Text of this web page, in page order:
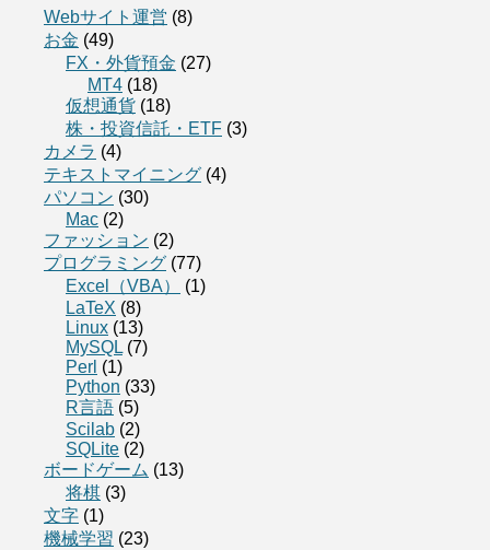
Webサイト運営 (8)
お金 (49)
FX・外貨預金 (27)
MT4 (18)
仮想通貨 (18)
株・投資信託・ETF (3)
カメラ (4)
テキストマイニング (4)
パソコン (30)
Mac (2)
ファッション (2)
プログラミング (77)
Excel（VBA）
(1)
LaTeX (8)
Linux (13)
MySQL (7)
Perl (1)
Python (33)
R言語 (5)
Scilab (2)
SQLite (2)
ボードゲーム (13)
将棋 (3)
文字 (1)
機械学習 (23)